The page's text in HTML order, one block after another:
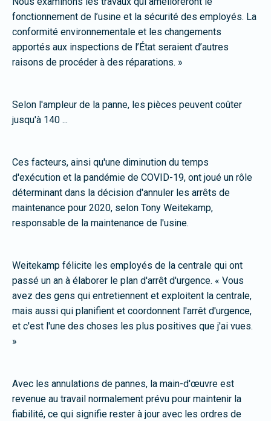
fonctionnement de l’usine et la sécurité des employés. La
conformité environnementale et les changements
apportés aux inspections de l’État seraient d’autres
raisons de procéder à des réparations. »
Selon l'ampleur de la panne, les pièces peuvent coûter
jusqu'à 140 ...
Ces facteurs, ainsi qu'une diminution du temps
d'exécution et la pandémie de COVID-19, ont joué un rôle
déterminant dans la décision d'annuler les arrêts de
maintenance pour 2020, selon Tony Weitekamp,
responsable de la maintenance de l'usine.
Weitekamp félicite les employés de la centrale qui ont
passé un an à élaborer le plan d'arrêt d'urgence. « Vous
avez des gens qui entretiennent et exploitent la centrale,
mais aussi qui planifient et coordonnent l'arrêt d'urgence,
et c'est l'une des choses les plus positives que j'ai vues.
»
Avec les annulations de pannes, la main-d'œuvre est
revenue au travail normalement prévu pour maintenir la
fiabilité, ce qui signifie rester à jour avec les ordres de